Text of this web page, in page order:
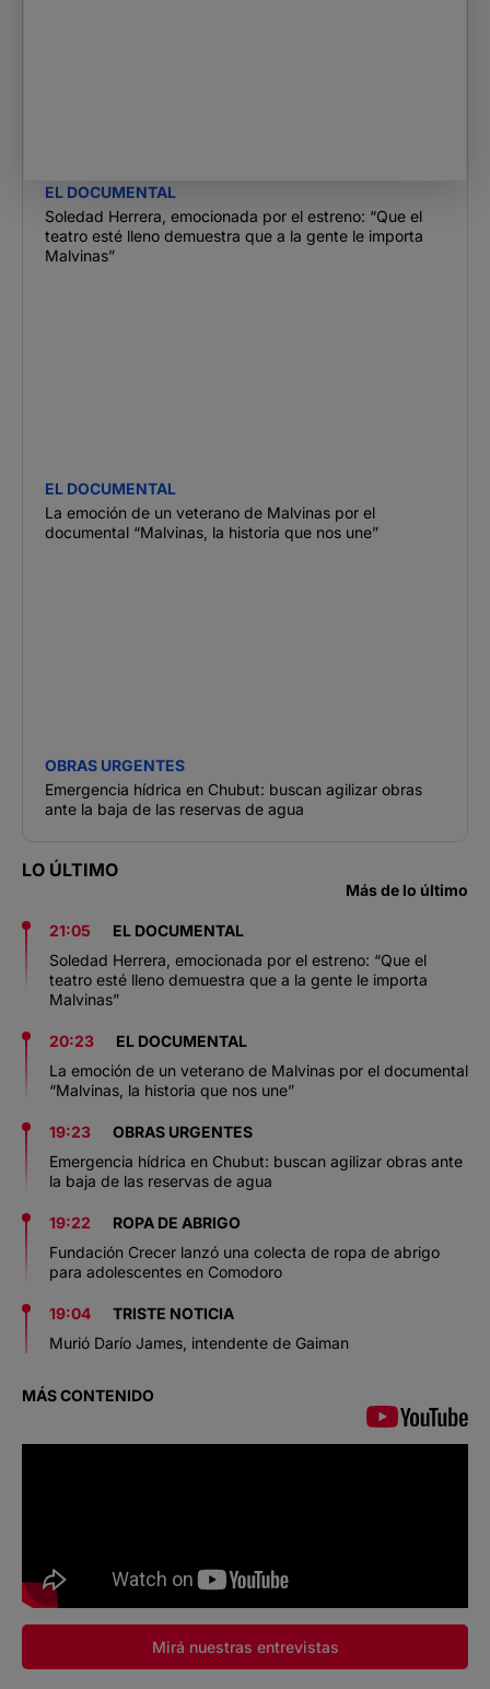
EL DOCUMENTAL
Soledad Herrera, emocionada por el estreno: “Que el
teatro esté lleno demuestra que a la gente le importa
Malvinas”
EL DOCUMENTAL
La emoción de un veterano de Malvinas por el
documental “Malvinas, la historia que nos une”
OBRAS URGENTES
Emergencia hídrica en Chubut: buscan agilizar obras
ante la baja de las reservas de agua
LO ÚLTIMO
Más de lo último
21:05
EL DOCUMENTAL
Soledad Herrera, emocionada por el estreno: “Que el
teatro esté lleno demuestra que a la gente le importa
Malvinas”
20:23
EL DOCUMENTAL
La emoción de un veterano de Malvinas por el documental
“Malvinas, la historia que nos une”
19:23
OBRAS URGENTES
Emergencia hídrica en Chubut: buscan agilizar obras ante
la baja de las reservas de agua
19:22
ROPA DE ABRIGO
Fundación Crecer lanzó una colecta de ropa de abrigo
para adolescentes en Comodoro
19:04
TRISTE NOTICIA
Murió Darío James, intendente de Gaiman
MÁS CONTENIDO
Mirá nuestras entrevistas